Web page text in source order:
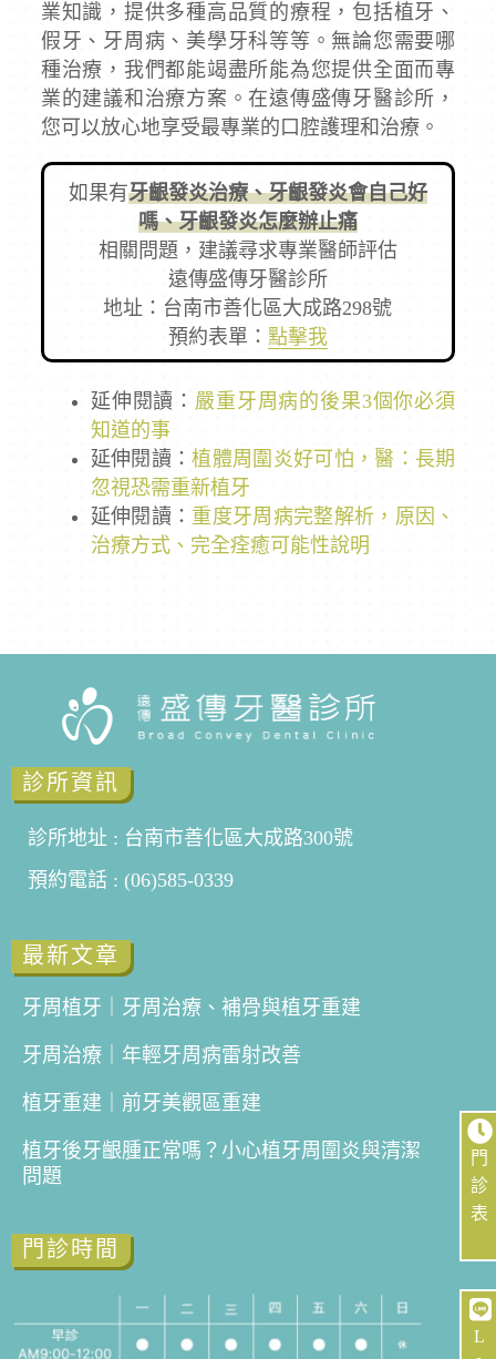
業知識，提供多種高品質的療程，包括植牙、
假牙、牙周病、美學牙科等等。無論您需要哪
種治療，我們都能竭盡所能為您提供全面而專
業的建議和治療方案。在遠傳盛傳牙醫診所，
您可以放心地享受最專業的口腔護理和治療。
如果有牙齦發炎治療、牙齦發炎會自己好
嗎、牙齦發炎怎麼辦止痛
相關問題，建議尋求專業醫師評估
遠傳盛傳牙醫診所
地址：台南市善化區大成路298號
預約表單： 點擊我
延伸閱讀： 嚴重牙周病的後果3個你必須
知道的事
延伸閱讀：植體周圍炎好可怕，醫：長期
忽視恐需重新植牙
延伸閱讀： 重度牙周病完整解析，原因、
治療方式、完全痊癒可能性說明
門
診
表
L
診所資訊
診所地址 : 台南市善化區大成路300號
預約電話 : (06)585-0339
最新文章
牙周植牙｜牙周治療、補骨與植牙重建
牙周治療｜年輕牙周病雷射改善
植牙重建｜前牙美觀區重建
植牙後牙齦腫正常嗎？小心植牙周圍炎與清潔
問題
門診時間